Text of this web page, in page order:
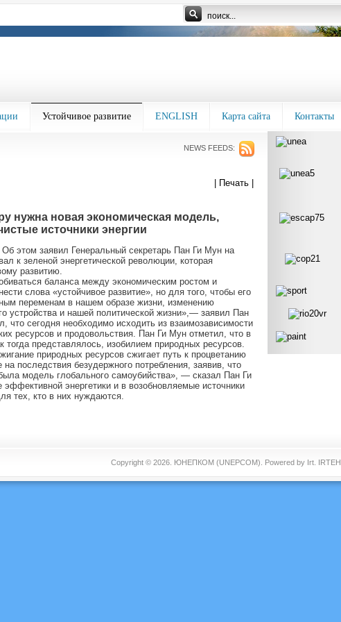
Устойчивое развитие ENGLISH Карта сайта Контакты
NEWS FEEDS:
| Печать |
нужна новая экономическая модель,
источники энергии
этом заявил Генеральный секретарь Пан Ги Мун на
к зеленой энергетической революции, которая
развитию.
баланса между экономическим ростом и
слова «устойчивое развитие», но для того, чтобы его
переменам в нашем образе жизни, изменению
устройства и нашей политической жизни»,— заявил Пан
что сегодня необходимо исходить из взаимозависимости
ресурсов и продовольствия. Пан Ги Мун отметил, что в
тогда представлялось, изобилием природных ресурсов.
природных ресурсов сжигает путь к процветанию
последствия безудержного потребления, заявив, что
модель глобального самоубийства», — сказал Пан Ги
энергетики и в возобновляемые источники
тех, кто в них нуждаются.
Copyright © 2026. ЮНЕПКОМ (UNEPCOM). Powered by Irt. IRTEH